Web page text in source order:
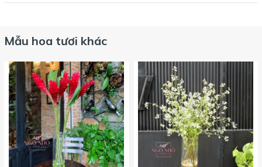
Mẫu hoa tươi khác